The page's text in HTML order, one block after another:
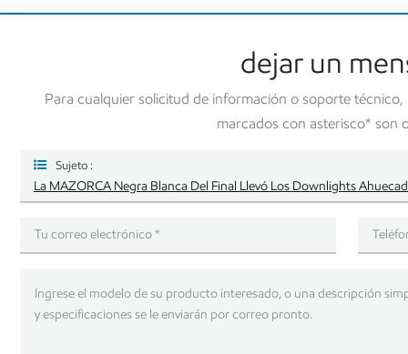
dejar un
Para cualquier solicitud de información o soporte
marcados con asterisco* son
Sujeto :